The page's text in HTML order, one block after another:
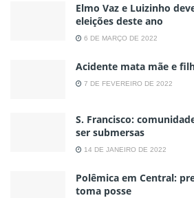
Elmo Vaz e Luizinho
eleições deste ano
6 DE MARÇO DE 2022
Acidente mata mãe e
7 DE FEVEREIRO DE 2022
S. Francisco:
ser submersas
14 DE JANEIRO DE 2022
Polêmica em Central:
toma posse